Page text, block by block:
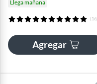
Llega mañana
(16)
Agregar